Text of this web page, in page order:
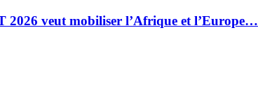
2026 veut mobiliser l’Afrique et l’Europe…